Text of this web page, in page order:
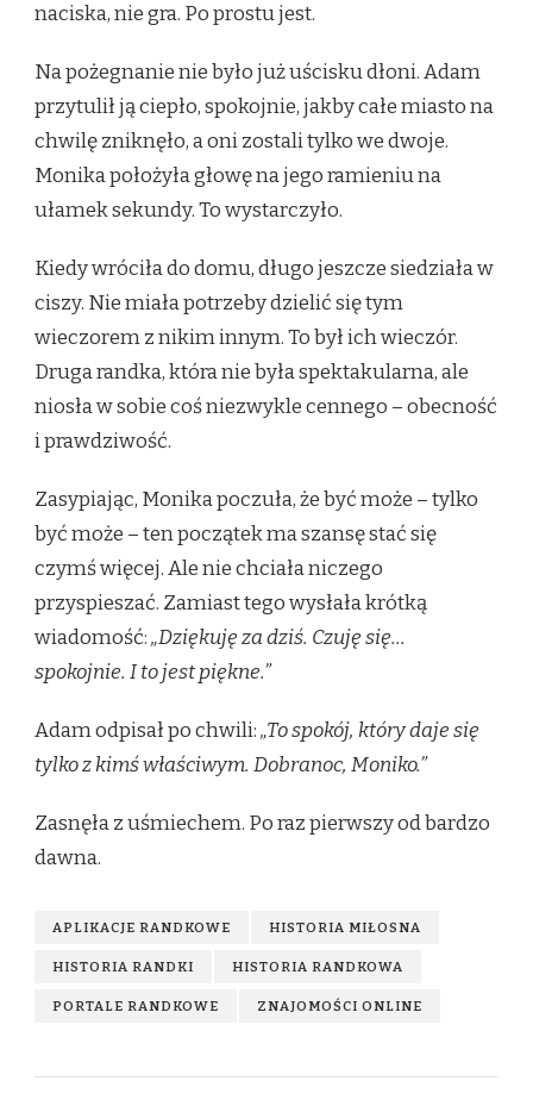
naciska, nie gra. Po prostu jest.
Na pożegnanie nie było już uścisku dłoni. Adam
przytulił ją ciepło, spokojnie, jakby całe miasto na
chwilę zniknęło, a oni zostali tylko we dwoje.
Monika położyła głowę na jego ramieniu na
ułamek sekundy. To wystarczyło.
Kiedy wróciła do domu, długo jeszcze siedziała w
ciszy. Nie miała potrzeby dzielić się tym
wieczorem z nikim innym. To był ich wieczór.
Druga randka, która nie była spektakularna, ale
niosła w sobie coś niezwykle cennego – obecność
i prawdziwość.
Zasypiając, Monika poczuła, że być może – tylko
być może – ten początek ma szansę stać się
czymś więcej. Ale nie chciała niczego
przyspieszać. Zamiast tego wysłała krótką
wiadomość:„Dziękuję za dziś. Czuję się…
spokojnie. I to jest piękne.”
Adam odpisał po chwili:„To spokój, który daje się
tylko z kimś właściwym. Dobranoc, Moniko.”
Zasnęła z uśmiechem. Po raz pierwszy od bardzo
dawna.
APLIKACJE RANDKOWE HISTORIA MIŁOSNA
HISTORIA RANDKI HISTORIA RANDKOWA
PORTALE RANDKOWE ZNAJOMOŚCI ONLINE